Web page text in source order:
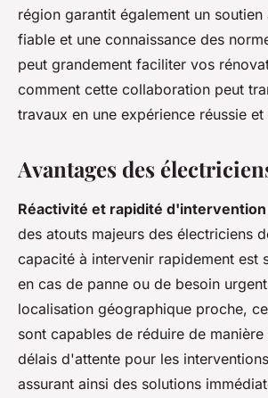
région garantit également un
fiable et une connaissance des
peut grandement faciliter vos
comment cette collaboration peut
travaux en une expérience réussie et
Avantages des
Réactivité et rapidité
des atouts majeurs des électriciens
capacité à intervenir rapidement est
en cas de panne ou de besoin
localisation géographique proche,
sont capables de réduire de
délais d'attente pour les
assurant ainsi des solutions